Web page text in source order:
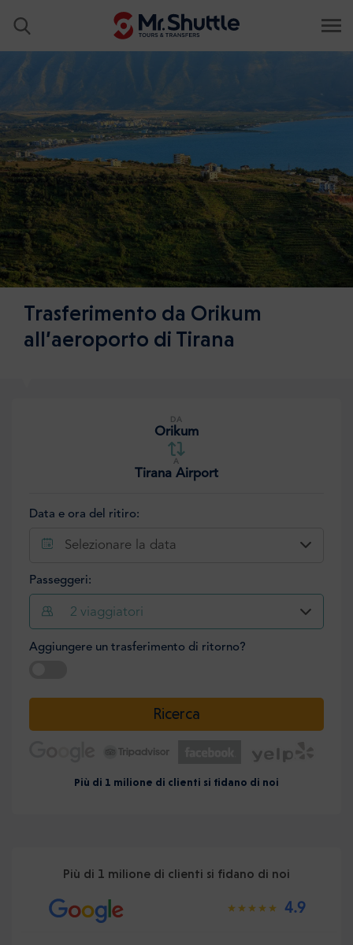
Trasferimento da Orikum
all’aeroporto di Tirana
DA
Orikum
A
Tirana Airport
Data e ora del ritiro:
Selezionare la data
Passeggeri:
2 viaggiatori
Aggiungere un trasferimento di ritorno?
Ricerca
Più di 1 milione di clienti si fidano di noi
Più di 1 milione di clienti si fidano di noi
4.9